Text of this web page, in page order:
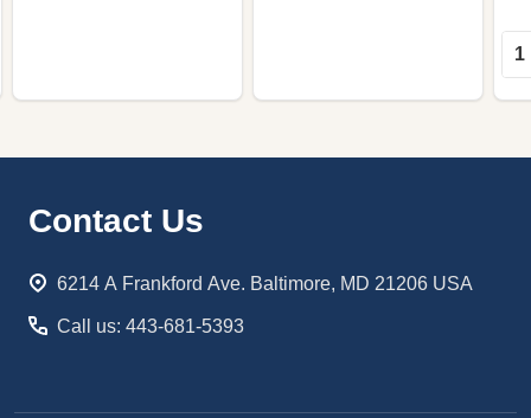
Footer
Contact Us
6214 A Frankford Ave. Baltimore, MD 21206 USA
Call us: 443-681-5393